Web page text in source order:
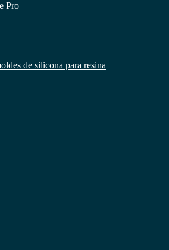
Pro
de silicona para resina